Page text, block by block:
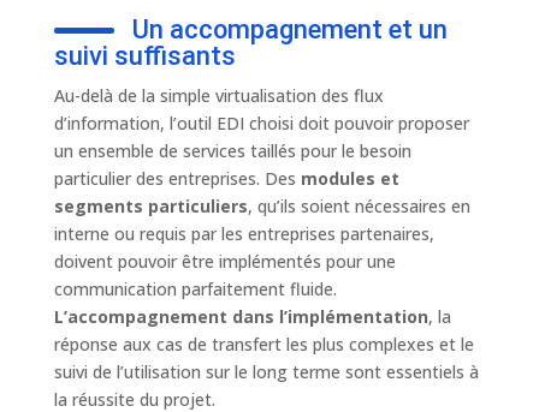
Un accompagnement et un
suivi suffisants
Au-delà de la simple virtualisation des flux
d’information, l’outil EDI choisi doit pouvoir proposer
un ensemble de services taillés pour le besoin
particulier des entreprises. Des modules et
segments particuliers, qu’ils soient nécessaires en
interne ou requis par les entreprises partenaires,
doivent pouvoir être implémentés pour une
communication parfaitement fluide.
L’accompagnement dans l’implémentation, la
réponse aux cas de transfert les plus complexes et le
suivi de l’utilisation sur le long terme sont essentiels à
la réussite du projet.